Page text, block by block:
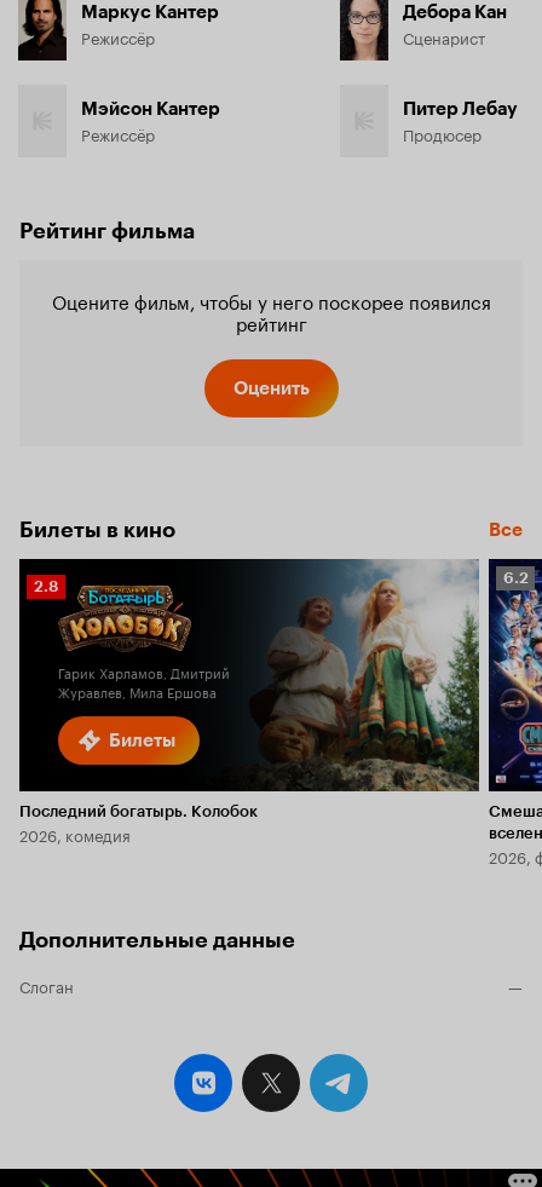
Маркус Кантер
Режиссёр
Мэйсон Кантер
Режиссёр
Дебора Кан
Сценарист
Питер Лебау
Продюсер
Рейтинг фильма
Оцените фильм, чтобы у него поскорее появился
рейтинг
Оценить
Билеты в кино Все
Билеты
Рейтинг
Кинопоиска
2.8
Гарик Харламов, Дмитрий
Журавлев, Мила Ершова
Последний богатырь. Колобок
2026, комедия
6.2
6.2
2026,
Дополнительные данные
Слоган —